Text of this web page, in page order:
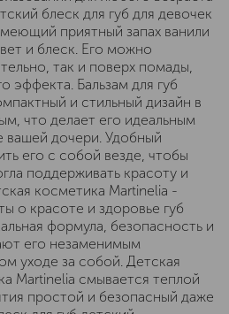
блеск для губ для девочек
приятный запах ванили
и блеск. Его можно
так и поверх помады,
эффекта. Бальзам для губ
и стильный дизайн в
что делает его идеальным
вашей дочери. Удобный
его с собой везде, чтобы
поддерживать красоту и
косметика Martinelia -
о красоте и здоровье губ
формула, безопасность и
его незаменимым
уходе за собой. Детская
Martinelia смывается теплой
простой и безопасный даже